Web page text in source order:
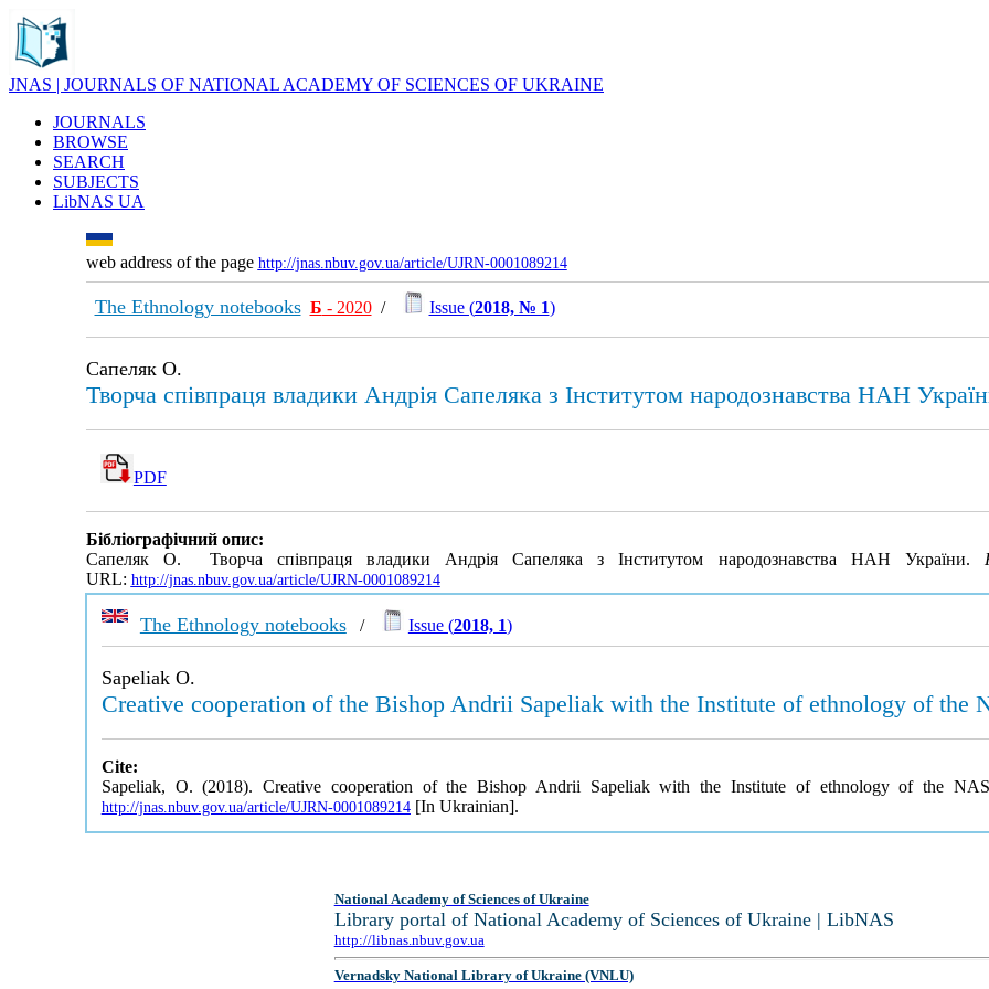
JNAS | JOURNALS OF NATIONAL ACADEMY OF SCIENCES OF UKRAINE
JOURNALS
BROWSE
SEARCH
SUBJECTS
LibNAS UA
web address of the page http://jnas.nbuv.gov.ua/article/UJRN-0001089214
The Ethnology notebooks Б - 2020/ Issue (2018, № 1)
Сапеляк О.
Творча співпраця владики Андрія Сапеляка з Інститутом народознавства НАН
PDF
Бібліографічний опис:
Сапеляк О. Творча співпраця владики Андрія Сапеляка з Інститутом народознавства НАН України.
URL: http://jnas.nbuv.gov.ua/article/UJRN-0001089214
The Ethnology notebooks/ Issue (2018, 1)
Sapeliak O.
Creative cooperation of the Bishop Andrii Sapeliak with the Institute of ethnology of the
Cite:
Sapeliak, O. (2018). Creative cooperation of the Bishop Andrii Sapeliak with the Institute of ethnology of the
http://jnas.nbuv.gov.ua/article/UJRN-0001089214[In Ukrainian].
National Academy of Sciences of Ukraine
Library portal of National Academy of Sciences of Ukraine | LibNAS
http://libnas.nbuv.gov.ua
Vernadsky National Library of Ukraine (VNLU)